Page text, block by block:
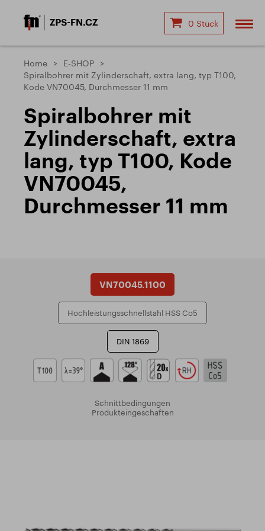
0 Stück
Home
E-SHOP
Spiralbohrer mit Zylinderschaft, extra lang, typ T100,
Kode VN70045, Durchmesser 11 mm
Spiralbohrer mit
Zylinderschaft, extra
lang, typ T100, Kode
VN70045,
Durchmesser 11 mm
VN70045.1100
Hochleistungsschnellstahl HSS Co5
DIN 1869
Schnittbedingungen
Produkteingeschaften